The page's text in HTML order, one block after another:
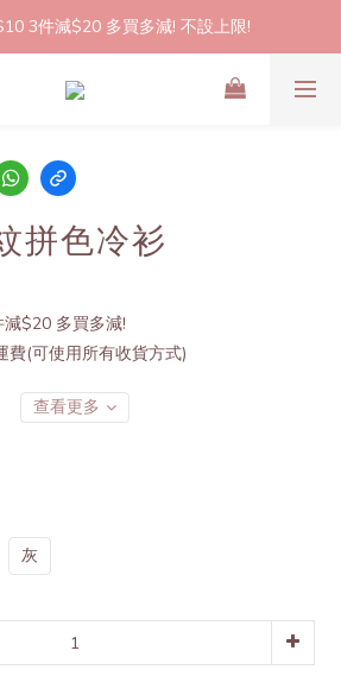
應良好優惠期延長🎉!shop now!)
3件減$20 多買多減! 不設上限!
員即送$20購物金,買滿$300即可使用!
拼色冷衫
$20 多買多減!
費(可使用所有收貨方式)
查看更多
灰